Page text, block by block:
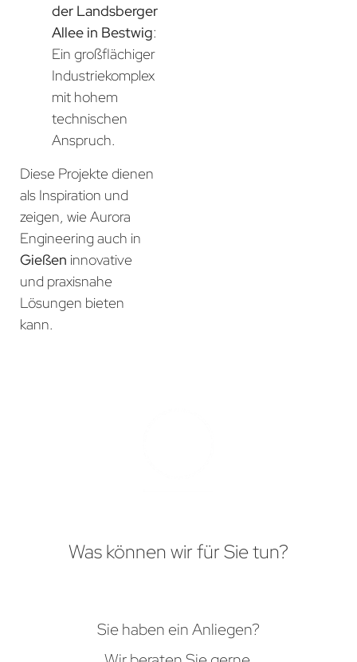
der Landsberger
Allee in Bestwig:
Ein großflächiger
Industriekomplex
mit hohem
technischen
Anspruch.
Diese Projekte dienen
als Inspiration und
zeigen, wie Aurora
Engineering auch in
Gießen innovative
und praxisnahe
Lösungen bieten
kann.
Was können wir für Sie tun?
Sie haben ein Anliegen?